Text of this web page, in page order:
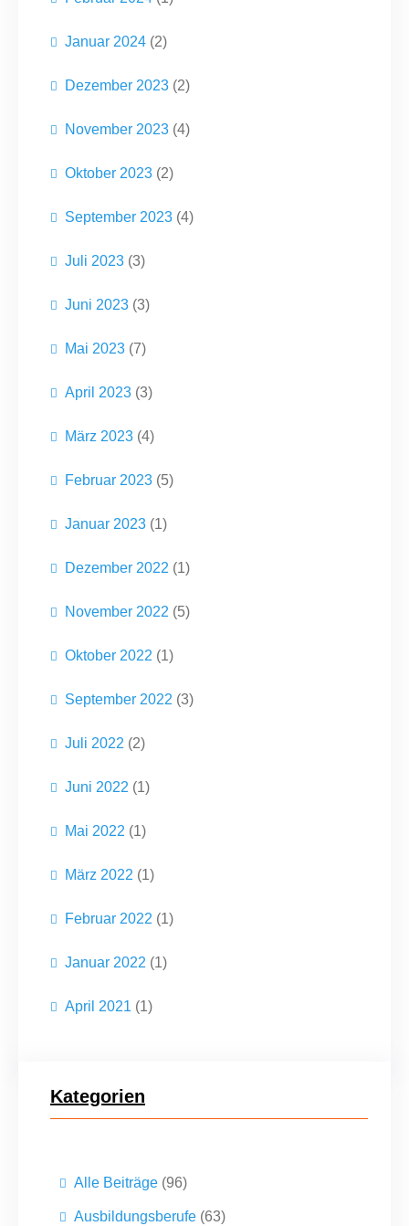
Januar 2024 (2)
Dezember 2023 (2)
November 2023 (4)
Oktober 2023 (2)
September 2023 (4)
Juli 2023 (3)
Juni 2023 (3)
Mai 2023 (7)
April 2023 (3)
März 2023 (4)
Februar 2023 (5)
Januar 2023 (1)
Dezember 2022 (1)
November 2022 (5)
Oktober 2022 (1)
September 2022 (3)
Juli 2022 (2)
Juni 2022 (1)
Mai 2022 (1)
März 2022 (1)
Februar 2022 (1)
Januar 2022 (1)
April 2021 (1)
Kategorien
Alle Beiträge (96)
Ausbildungsberufe (63)